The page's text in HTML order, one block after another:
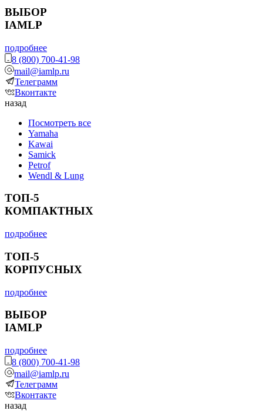
ВЫБОР
IAMLP
подробнее
8 (800) 700-41-98
mail@iamlp.ru
Телеграмм
Вконтакте
назад
Посмотреть все
Yamaha
Kawai
Samick
Petrof
Wendl & Lung
ТОП-5
КОМПАКТНЫХ
подробнее
ТОП-5
КОРПУСНЫХ
подробнее
ВЫБОР
IAMLP
подробнее
8 (800) 700-41-98
mail@iamlp.ru
Телеграмм
Вконтакте
назад